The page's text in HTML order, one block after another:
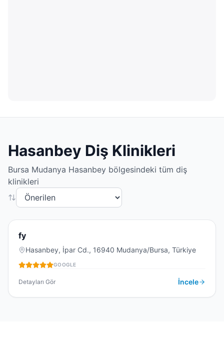
Hasanbey Diş Klinikleri
Bursa Mudanya Hasanbey bölgesindeki tüm diş
klinikleri
DIŞ KLINIĞI
fy
Hasanbey, İpar Cd., 16940 Mudanya/Bursa, Türkiye
GOOGLE
Detayları Gör İncele